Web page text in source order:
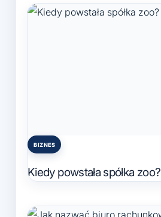
Posted
BIZNES
Kiedy powstała spółka zoo?